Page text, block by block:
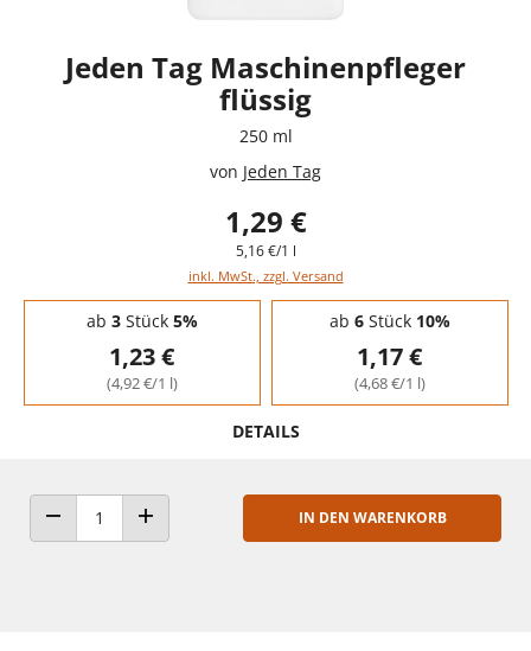
Jeden Tag Maschinenpfleger
flüssig
250 ml
von Jeden Tag
1,29 €
5,16 €/1 l
inkl. MwSt., zzgl. Versand
Staffelpreise - Mengenrabatt
ab 3Stück 5%
1,23 €
(4,92 €/1 l)
ab 6Stück 10%
1,17 €
(4,68 €/1 l)
DETAILS
ANZAHL VERRINGERNANZAHL ERHÖHEN
IN DEN WARENKORB